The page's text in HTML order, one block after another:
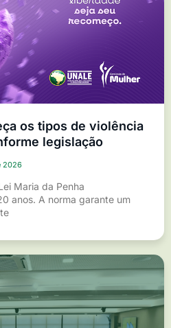
os tipos de violência
legislação
2026
Maria da Penha
anos. A norma garante um